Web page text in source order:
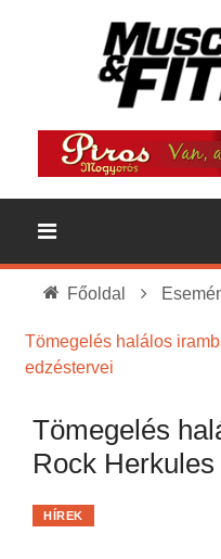
Főoldal
Tömegelés halálos
edzéstervei
Tömegelés
Rock
HÍREK